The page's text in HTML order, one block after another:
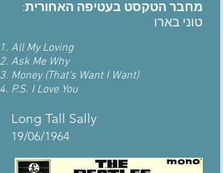
מחבר הטקסט בעטיפה האחורית:
טוני בארו
All My Loving
Ask Me Why
Money (That's Want I Want)
P.S. I Love You
Long Tall Sally
19/06/1964